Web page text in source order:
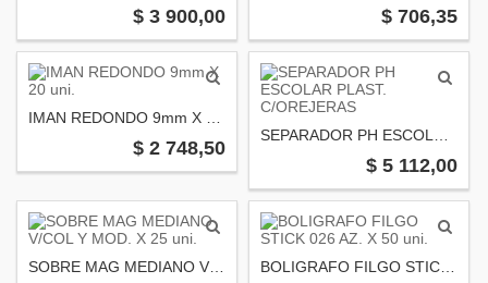
$ 3 900,00 $ 706,35
$ 2 748,50
$ 5 112,00